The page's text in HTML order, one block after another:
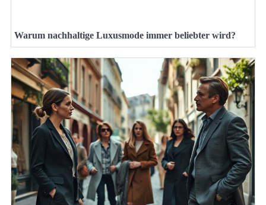
Warum nachhaltige Luxusmode immer beliebter wird?